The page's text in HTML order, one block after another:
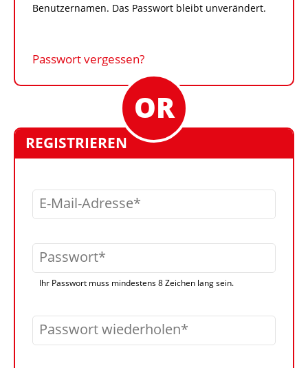
Benutzernamen. Das Passwort bleibt unverändert.
Passwort vergessen?
REGISTRIEREN
E-Mail-Adresse
Passwort
Ihr Passwort muss mindestens 8 Zeichen lang sein.
Passwort wiederholen